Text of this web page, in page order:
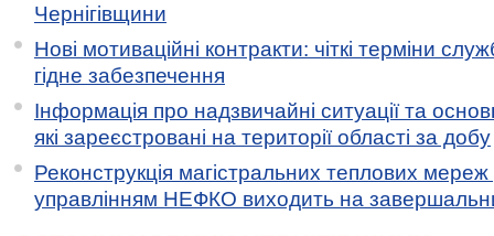
Чернігівщини
Нові мотиваційні контракти: чіткі терміни
гідне забезпечення
Інформація про надзвичайні ситуації та
які зареєстровані на території області за добу
Реконструкція магістральних теплових мереж
управлінням НЕФКО виходить на